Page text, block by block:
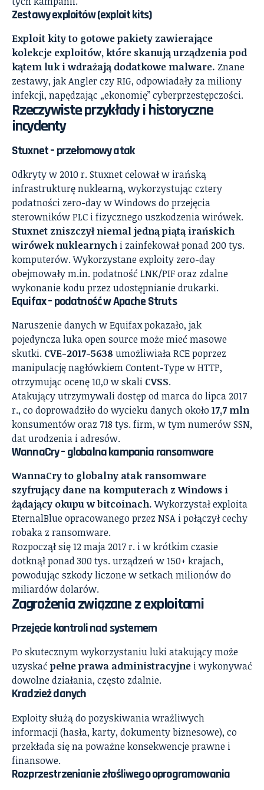
Zestawy exploitów (exploit kits)
Exploit kity to gotowe pakiety zawierające
kolekcje exploitów, które skanują urządzenia pod
kątem luk i wdrażają dodatkowe malware. Znane
zestawy, jak Angler czy RIG, odpowiadały za miliony
infekcji, napędzając „ekonomię” cyberprzestępczości.
Rzeczywiste przykłady i historyczne
incydenty
Stuxnet – przełomowy atak
Odkryty w 2010 r. Stuxnet celował w irańską
infrastrukturę nuklearną, wykorzystując cztery
podatności zero-day w Windows do przejęcia
sterowników PLC i fizycznego uszkodzenia wirówek.
Stuxnet zniszczył niemal jedną piątą irańskich
wirówek nuklearnych i zainfekował ponad 200 tys.
komputerów. Wykorzystane exploity zero-day
obejmowały m.in. podatność LNK/PIF oraz zdalne
wykonanie kodu przez udostępnianie drukarki.
Equifax – podatność w Apache Struts
Naruszenie danych w Equifax pokazało, jak
pojedyncza luka open source może mieć masowe
skutki. CVE-2017-5638 umożliwiała RCE poprzez
manipulację nagłówkiem Content-Type w HTTP,
otrzymując ocenę 10,0 w skali CVSS.
Atakujący utrzymywali dostęp od marca do lipca 2017
r., co doprowadziło do wycieku danych około 17,7 mln
konsumentów oraz 718 tys. firm, w tym numerów SSN,
dat urodzenia i adresów.
WannaCry – globalna kampania ransomware
WannaCry to globalny atak ransomware
szyfrujący dane na komputerach z Windows i
żądający okupu w bitcoinach.Wykorzystał exploita
EternalBlue opracowanego przez NSA i połączył cechy
robaka z ransomware.
Rozpoczął się 12 maja 2017 r. i w krótkim czasie
dotknął ponad 300 tys. urządzeń w 150+ krajach,
powodując szkody liczone w setkach milionów do
miliardów dolarów.
Zagrożenia związane z exploitami
Przejęcie kontroli nad systemem
Po skutecznym wykorzystaniu luki atakujący może
uzyskać pełne prawa administracyjne i wykonywać
dowolne działania, często zdalnie.
Kradzież danych
Exploity służą do pozyskiwania wrażliwych
informacji (hasła, karty, dokumenty biznesowe), co
przekłada się na poważne konsekwencje prawne i
finansowe.
Rozprzestrzenianie złośliwego oprogramowania